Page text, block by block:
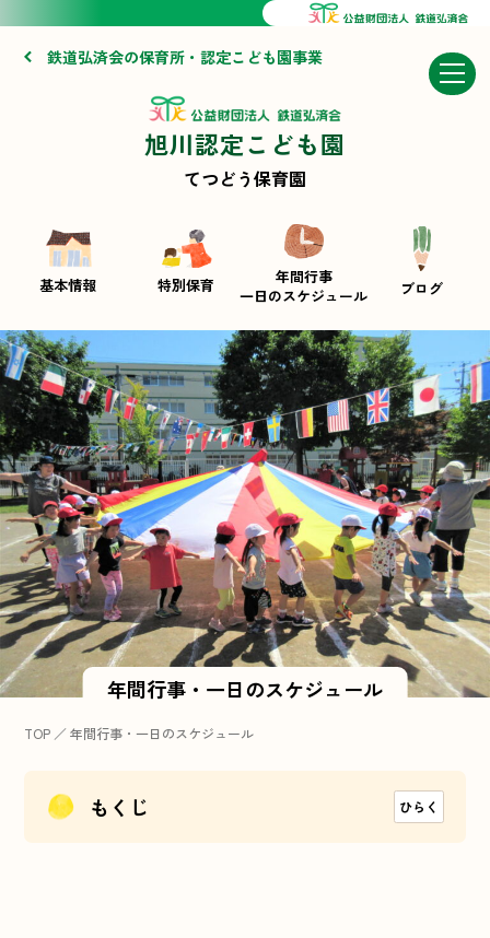
鉄道弘済会の保育所・認定こども園事業
旭川認定こども園
てつどう保育園
基本情報 特別保育
年間行事
一日のスケジュール
ブログ
年間行事・一日のスケジュール
TOP ／年間行事・一日のスケジュール
もくじ